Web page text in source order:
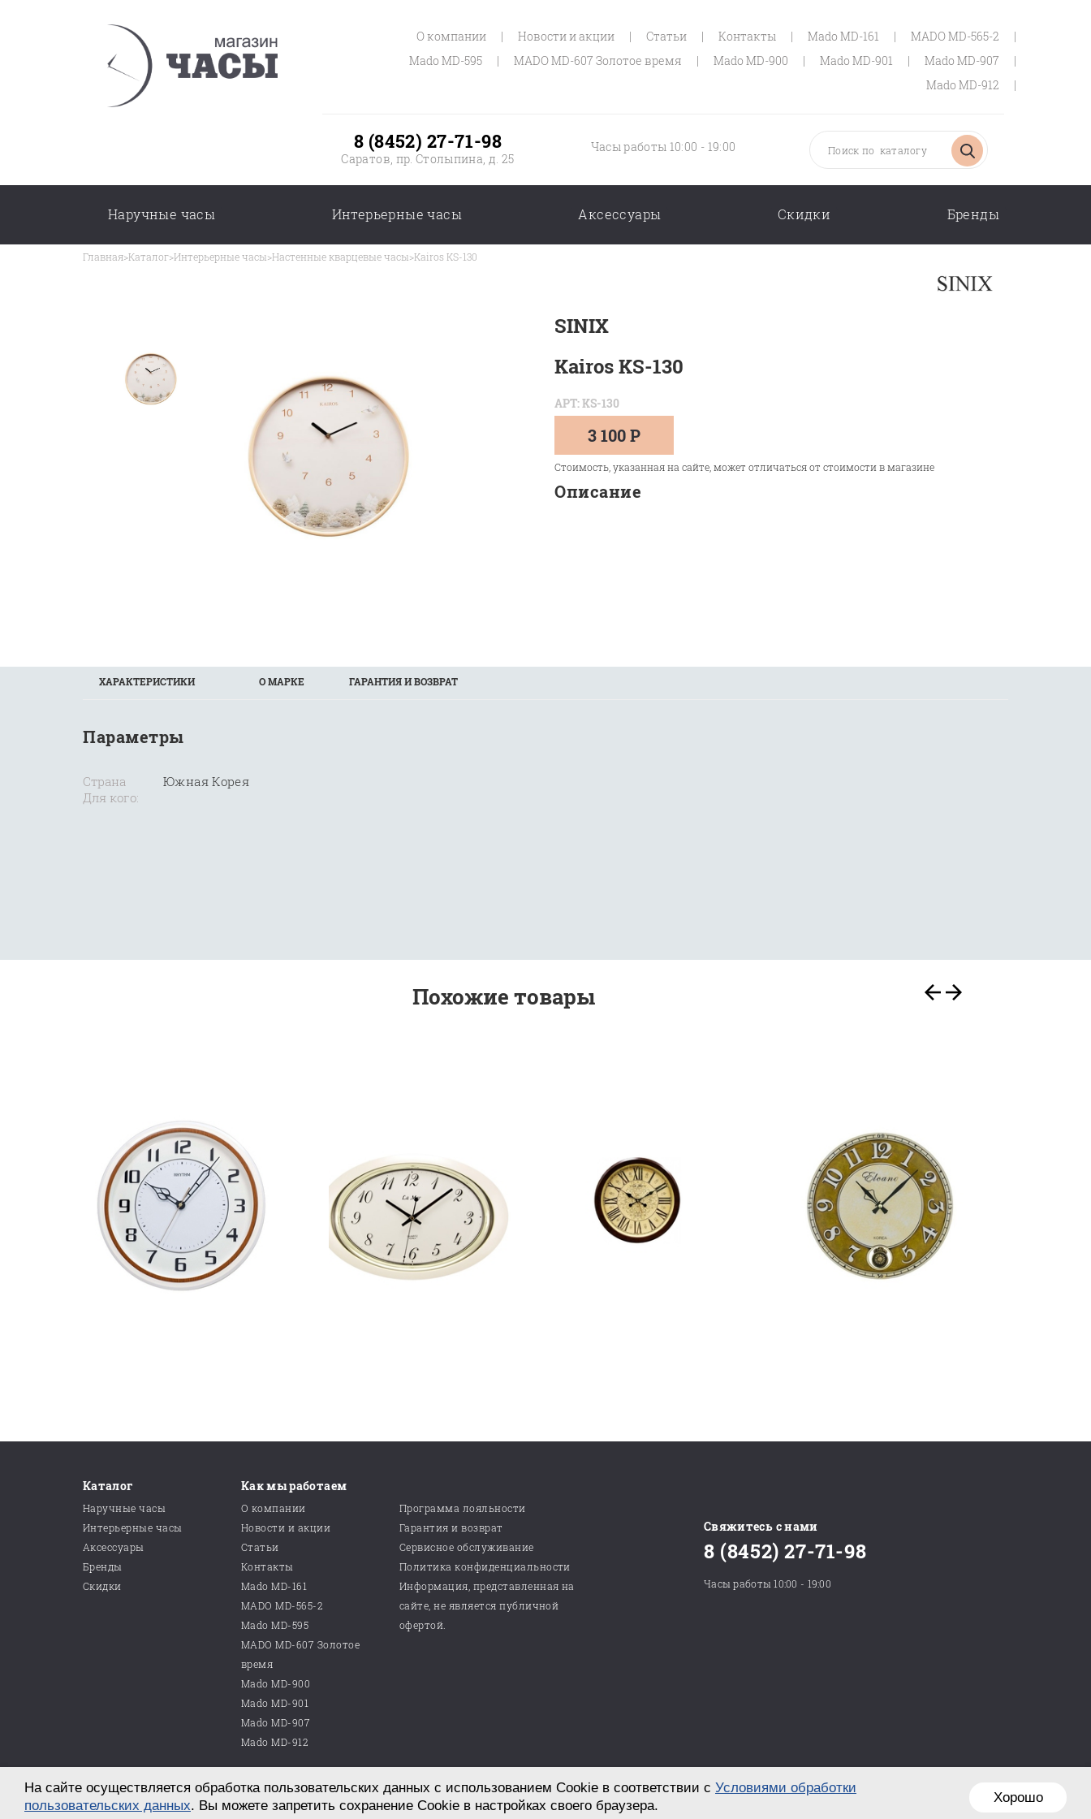
О компании | Новости и акции | Статьи | Контакты | Mado MD-161 | MADO MD-565-2
|
Mado MD-595
| MADO MD-607 Золотое время | Mado MD-900 | Mado MD-901 | Mado MD-907
|
Mado MD-912
|
8 (8452) 27-71-98
Саратов, пр. Столыпина, д. 25
Часы работы 10:00 - 19:00
Наручные часы Интерьерные часы Аксессуары Скидки Бренды
Главная>Каталог>Интерьерные часы>Настенные кварцевые часы>Kairos KS-130
SINIX
Kairos KS-130
АРТ: KS-130
3 100 Р
Стоимость, указанная на сайте, может отличаться от стоимости в магазине
Описание
ХАРАКТЕРИСТИКИ О МАРКЕ ГАРАНТИЯ И ВОЗВРАТ
Параметры
Страна
Для кого:
Южная Корея
Похожие товары
Каталог
Наручные часы
Интерьерные часы
Аксессуары
Бренды
Скидки
Как мы работаем
О компании
Новости и акции
Статьи
Контакты
Mado MD-161
MADO MD-565-2
Mado MD-595
MADO MD-607 Золотое
время
Mado MD-900
Mado MD-901
Mado MD-907
Mado MD-912
Программа лояльности
Гарантия и возврат
Сервисное обслуживание
Политика конфиденциальности
Информация, представленная на
сайте, не является публичной
офертой.
Свяжитесь с нами
8 (8452) 27-71-98
Часы работы 10:00 - 19:00
© 2026 ООО «Магазин часов №10»
г. Саратов, пр. им. Петра Столыпина, д. 25
Разработка сайта в студии «СТРОИМ САЙТ!» Хорошо
На сайте осуществляется обработка пользовательских данных с использованием Cookie в соответствии с Условиями обработки
пользовательских данных. Вы можете запретить сохранение Cookie в настройках своего браузера.